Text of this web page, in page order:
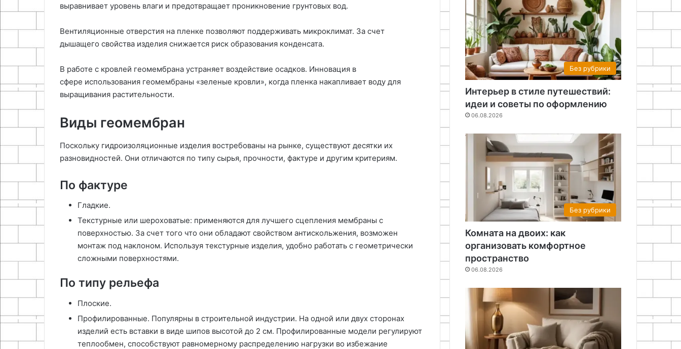
выравнивает уровень влаги и предотвращает проникновение грунтовых вод.
Вентиляционные отверстия на пленке позволяют поддерживать микроклимат. За счет
дышащего свойства изделия снижается риск образования конденсата.
В работе с кровлей геомембрана устраняет воздействие осадков. Инновация в
сфере использования геомембраны «зеленые кровли», когда пленка накапливает воду для
выращивания растительности.
Виды геомембран
Поскольку гидроизоляционные изделия востребованы на рынке, существуют десятки их
разновидностей. Они отличаются по типу сырья, прочности, фактуре и другим критериям.
По фактуре
Гладкие.
Текстурные или шероховатые: применяются для лучшего сцепления мембраны с
поверхностью. За счет того что они обладают свойством антискольжения, возможен
монтаж под наклоном. Используя текстурные изделия, удобно работать с геометрически
сложными поверхностями.
По типу рельефа
Плоские.
Профилированные. Популярны в строительной индустрии. На одной или двух сторонах
изделий есть вставки в виде шипов высотой до 2 см. Профилированные модели регулируют
теплообмен, способствуют равномерному распределению нагрузки во избежание
Без рубрики
Интерьер в стиле путешествий:
идеи и советы по оформлению
06.08.2026
Без рубрики
Комната на двоих: как
организовать комфортное
пространство
06.08.2026